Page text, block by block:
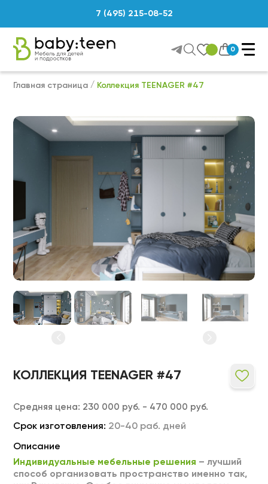
7 (495) 215-08-52
0
Главная страница Коллекция TEENAGER #47
КОЛЛЕКЦИЯ TEENAGER #47
Средняя цена: 230 000 руб. - 470 000 руб.
Срок изготовления: 20-40 раб. дней
Описание
Индивидуальные мебельные решения – лучший
способ организовать пространство именно так,